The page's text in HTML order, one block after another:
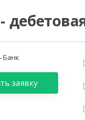
заявку